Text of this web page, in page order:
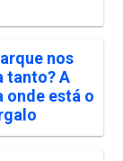
nos
tanto? A
onde está o